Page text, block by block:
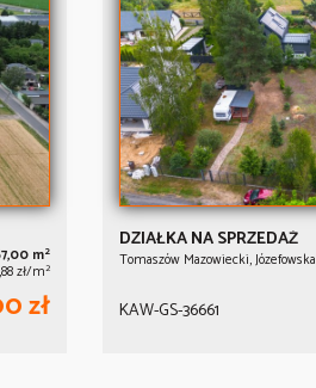
m2
zł/m2
zł
DZIAŁKA NA SPRZEDAŻ
Tomaszów Mazowiecki, Józefowska
KAW-GS-36661